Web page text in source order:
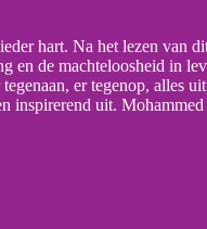
hart. Na het lezen van
en de machteloosheid in
er tegenop, alles
inspirerend uit.